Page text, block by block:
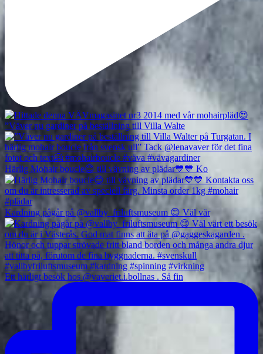
”Väver nu gardiner på beställning till Villa Walte
Härlig Mohair boucle😊 till vävning av plädar💙💙 Ko
Kardning pågår på @vallby_friluftsmuseum 😊 Väl vär
Ett härligt besök hos @vaveriet.i.bollnas . Så fin